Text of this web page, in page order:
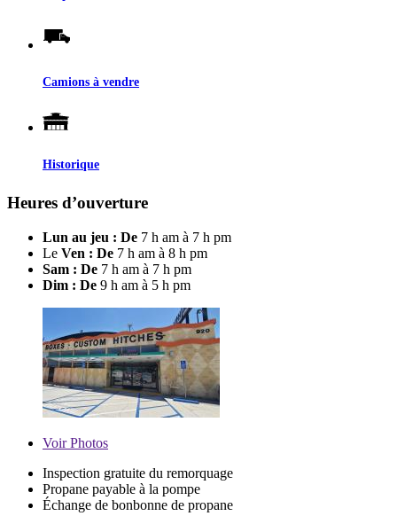
Camions à vendre
Historique
Heures d’ouverture
Lun au jeu : De 7 h am à 7 h pm
Le Ven : De 7 h am à 8 h pm
Sam : De 7 h am à 7 h pm
Dim : De 9 h am à 5 h pm
VoirPhotos
Inspection gratuite du remorquage
Propane payable à la pompe
Échange de bonbonne de propane